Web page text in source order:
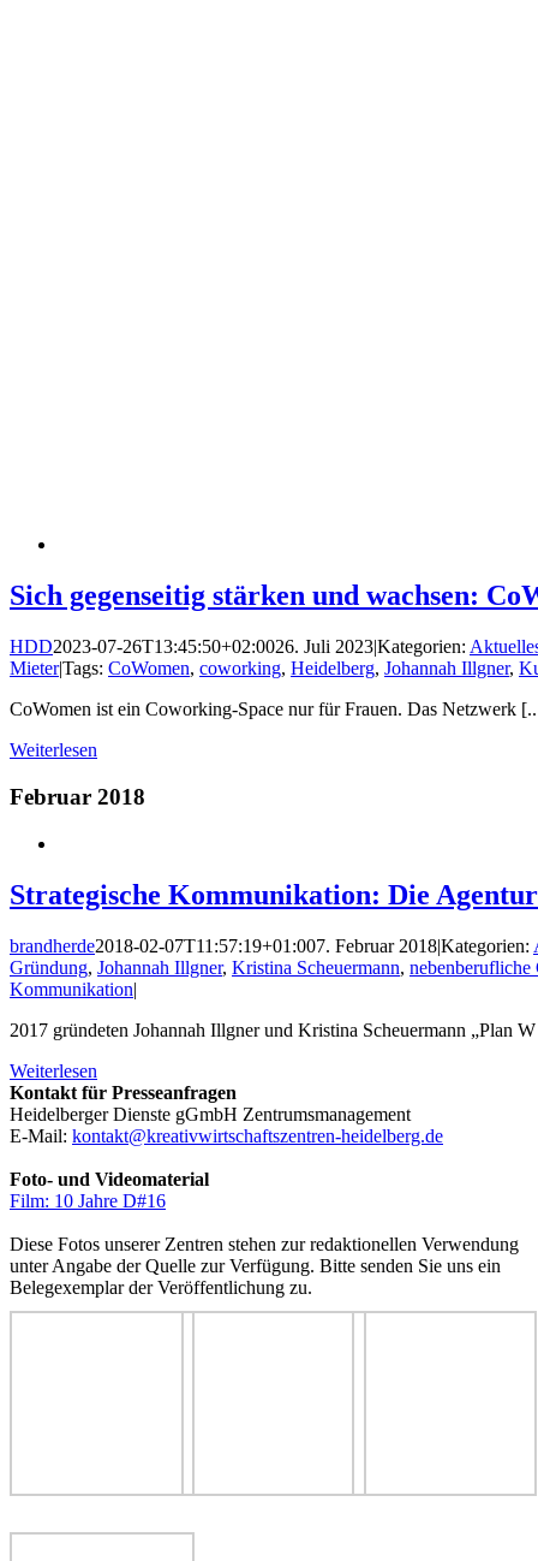
Sich gegenseitig stärken und wachsen:
HDD2023-07-26T13:45:50+02:0026. Juli 2023|Kategorien:
Mieter|Tags: CoWomen, coworking, Heidelberg, Johannah Illgner,
CoWomen ist ein Coworking-Space nur für Frauen. Das Netzwerk
Weiterlesen
Februar 2018
Strategische Kommunikation: Die
brandherde2018-02-07T11:57:19+01:007. Februar 2018|Kategorien:
Gründung, Johannah Illgner, Kristina Scheuermann, nebenberufliche
Kommunikation|
2017 gründeten Johannah Illgner und Kristina Scheuermann „Plan
Weiterlesen
Kontakt für Presseanfragen
Heidelberger Dienste gGmbH Zentrumsmanagement
E-Mail: kontakt@kreativwirtschaftszentren-heidelberg.de
Foto- und Videomaterial
Film: 10 Jahre D#16
Diese Fotos unserer Zentren stehen zur redaktionellen Verwendung
unter Angabe der Quelle zur Verfügung. Bitte senden Sie uns ein
Belegexemplar der Veröffentlichung zu.